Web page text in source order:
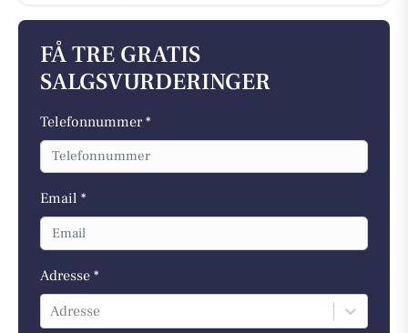
FÅ TRE GRATIS
SALGSVURDERINGER
Telefonnummer *
Email *
Adresse *
Adresse